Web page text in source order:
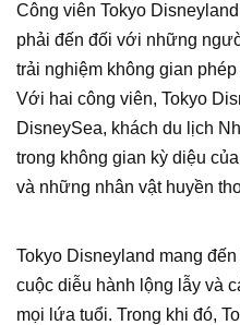
Công viên Tokyo
phải đến đối với những
trải nghiệm không gian
Với hai công viên, Tokyo
DisneySea, khách du lịch
trong không gian kỳ diệu
và những nhân vật huyền
Tokyo Disneyland mang
cuộc diễu hành lộng lẫy và
mọi lứa tuổi. Trong khi đó,